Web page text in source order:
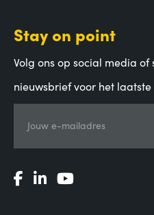
Stay on point
Volg ons op social media
nieuwsbrief voor het laatste
Jouw e-mailadres